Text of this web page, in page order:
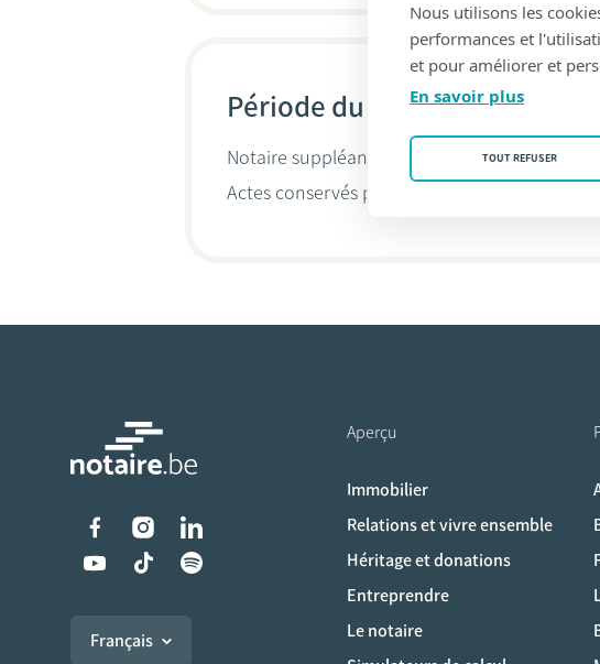
Période du 01/09/2025 au 11/
Notaire suppléant de Christian Van
Actes conservés par
Liens vers les réseaux sociaux
Français
Aperçu
Immobilier
Relations et vivre ensemble
Héritage et donations
Entreprendre
Le notaire
Nous utilisons les
performances et
et pour améliorer et
En savoir plus
TOUT REFUSER